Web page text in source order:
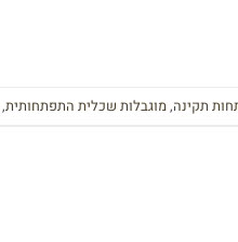
תקינה,מוגבלות שכלית התפתחותית,